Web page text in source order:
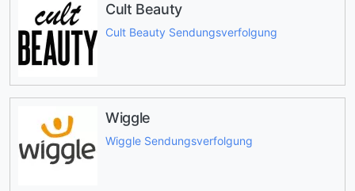
Cult Beauty
Cult Beauty Sendungsverfolgung
Wiggle
Wiggle Sendungsverfolgung